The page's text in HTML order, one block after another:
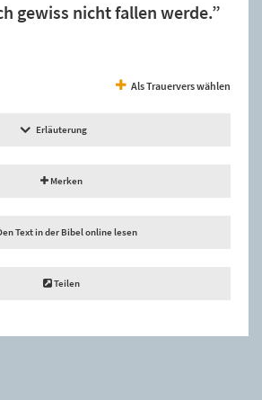
gewiss nicht fallen werde.”
Als Trauervers wählen
Erläuterung
Merken
Text in der Bibel online lesen
Teilen